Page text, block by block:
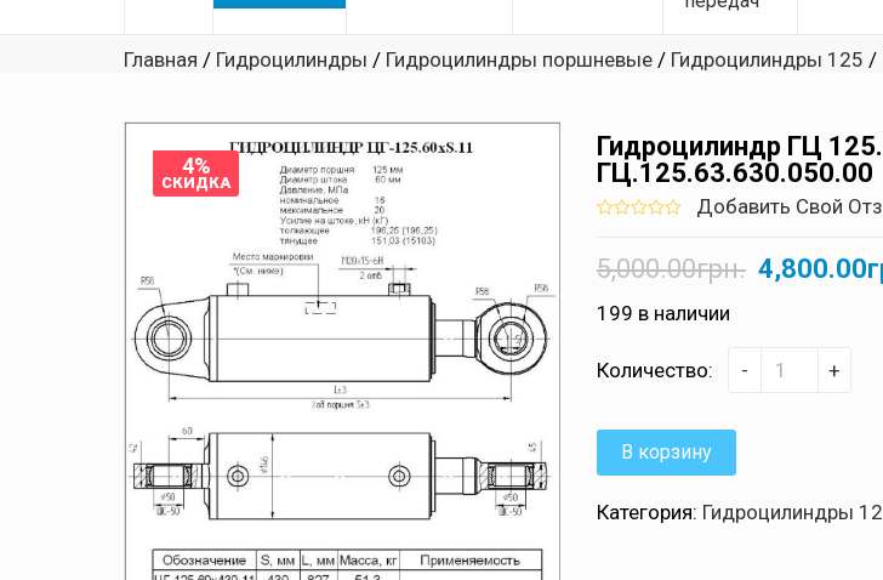
Главная / Гидроцилиндры / Гидроцилиндры поршневые / Гидроцилиндры 125 /
4%
СКИДКА
Гидроцилиндр ГЦ
ГЦ.125.63.630.050.00
of
based
customer
ratings
Добавить Свой
5,000.00грн. 4,800.00
199 в наличии
Количество: - +
В корзину
Категория: Гидроцилиндры